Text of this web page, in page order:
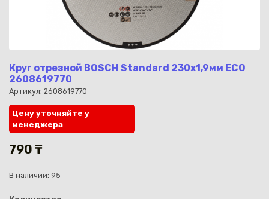
Круг отрезной BOSCH Standard 230х1,9мм ECO
2608619770
Артикул: 2608619770
Цену уточняйте у
менеджера
790 ₸
В наличии: 95